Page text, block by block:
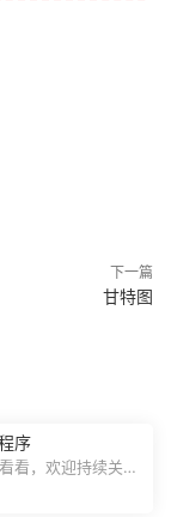
下一篇
甘特图
序
看，欢迎持续关
，需要...